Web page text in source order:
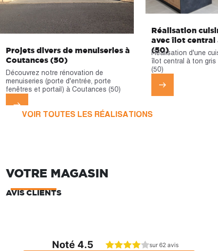
Projets divers de menuiseries à
Coutances (50)
Découvrez notre rénovation de
menuiseries (porte d'entrée, porte
fenêtres et portail) à Coutances (50)
Réalisation
avec îlot central
(50)
Réalisation d'une
îlot central à ton
(50)
VOIR TOUTES LES RÉALISATIONS
VOTRE MAGASIN
AVIS CLIENTS
Noté 4.5 sur 62 avis